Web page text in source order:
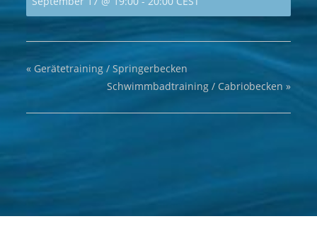
« Gerätetraining / Springerbecken
Schwimmbadtraining / Cabriobecken »